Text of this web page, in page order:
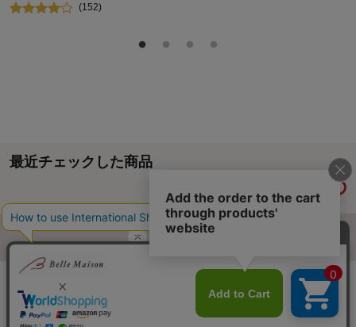
(152)
最近チェックした商品
ご利用ガイド・お知らせ
サイトマップ ベルメゾンネットTOPへ